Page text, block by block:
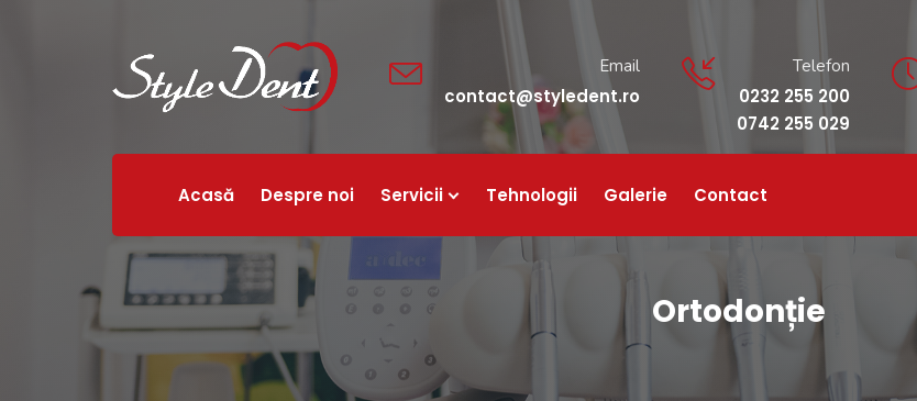
Email
contact@styledent.ro
Telefon
0232 255 200
0742 255 029
Acasă Despre noi Servicii Tehnologii Galerie Contact
Ortodonție